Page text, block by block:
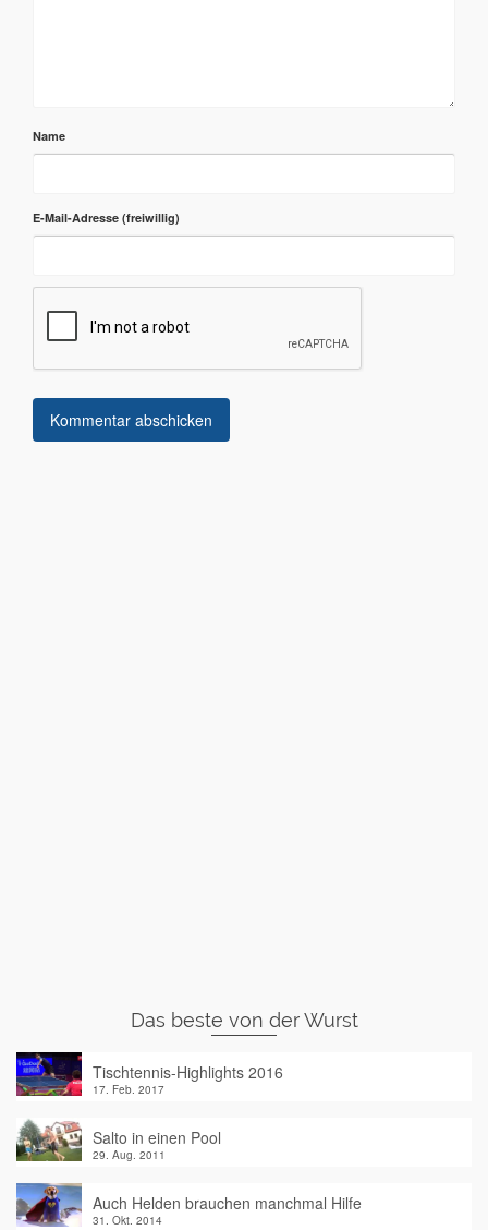
Name
E-Mail-Adresse
Das beste von der Wurst
Tischtennis-Highlights 2016
17. Feb. 2017
Salto in einen Pool
29. Aug. 2011
Auch Helden brauchen manchmal Hilfe
31. Okt. 2014